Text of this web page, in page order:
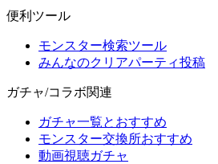
便利ツール
モンスター検索ツール
みんなのクリアパーティ投稿
ガチャ/コラボ関連
ガチャ一覧とおすすめ
モンスター交換所おすすめ
動画視聴ガチャ